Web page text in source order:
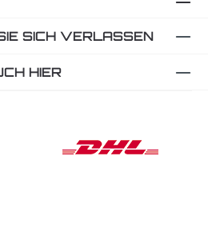
SICH VERLASSEN
HIER